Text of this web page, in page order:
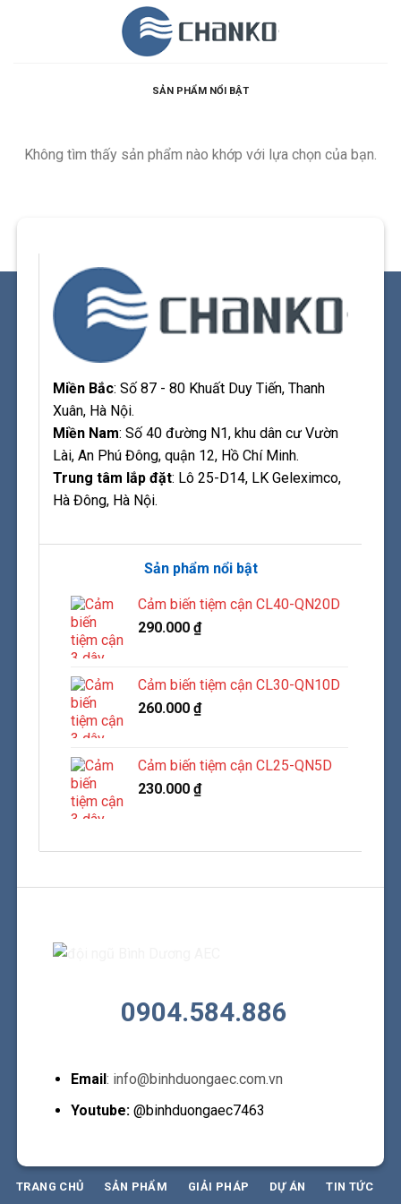
SẢN PHẨM NỔI BẬT
Không tìm thấy sản phẩm nào khớp với lựa chọn của bạn.
Miền Bắc: Số 87 - 80 Khuất Duy Tiến, Thanh
Xuân, Hà Nội.
Miền Nam: Số 40 đường N1, khu dân cư Vườn
Lài, An Phú Đông, quận 12, Hồ Chí Minh.
Trung tâm lắp đặt: Lô 25-D14, LK Geleximco,
Hà Đông, Hà Nội.
Sản phẩm nổi bật
Cảm biến tiệm cận CL40-QN20D
290.000₫
Cảm biến tiệm cận CL30-QN10D
260.000₫
Cảm biến tiệm cận CL25-QN5D
230.000₫
0904.584.886
Email: info@binhduongaec.com.vn
Youtube:@binhduongaec7463
TRANG CHỦ SẢN PHẨM GIẢI PHÁP DỰ ÁN TIN TỨC